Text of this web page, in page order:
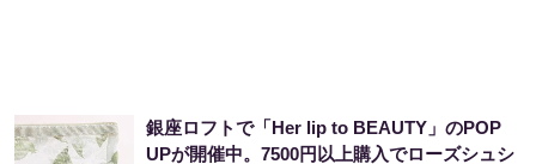
銀座ロフトで「Her lip to BEAUTY」のPOP
UPが開催中。7500円以上購入でローズシュシ